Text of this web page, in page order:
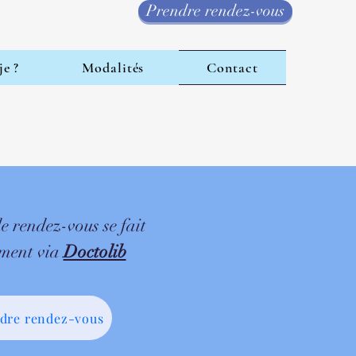
Prendre rendez-vous
? Modalités Contact
rendez-vous se fait
viaDoctolib
rendez-vous